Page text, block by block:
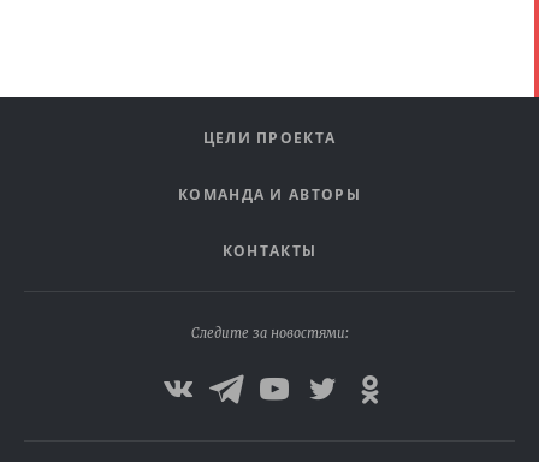
ЦЕЛИ ПРОЕКТА
КОМАНДА И АВТОРЫ
КОНТАКТЫ
Следите за новостями: